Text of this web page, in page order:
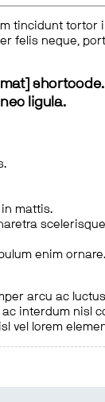
tincidunt
felis neque,
ligula.
mattis.
enim ornare.
arcu ac
interdum nisl
vel lorem